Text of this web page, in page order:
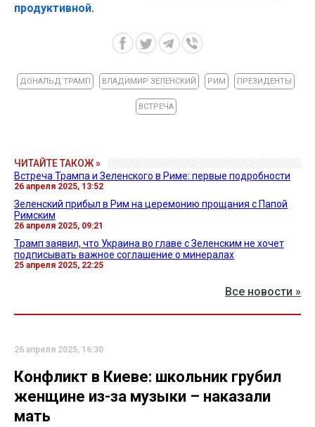
продуктивной.
ДОНАЛЬД ТРАМП ВЛАДИМИР ЗЕЛЕНСКИЙ РИМ ПРЕЗИДЕНТЫ
ВСТРЕЧА
ЧИТАЙТЕ ТАКОЖ »
Встреча Трампа и Зеленского в Риме: первые подробности
26 апреля 2025, 13:52
Зеленский прибыл в Рим на церемонию прощания с Папой
Римским
26 апреля 2025, 09:21
Трамп заявил, что Украина во главе с Зеленским не хочет
подписывать важное соглашение о минералах
25 апреля 2025, 22:25
Все новости »
26 апреля 2025, 16:30
Конфликт в Киеве: школьник грубил
женщине из-за музыки – наказали
мать